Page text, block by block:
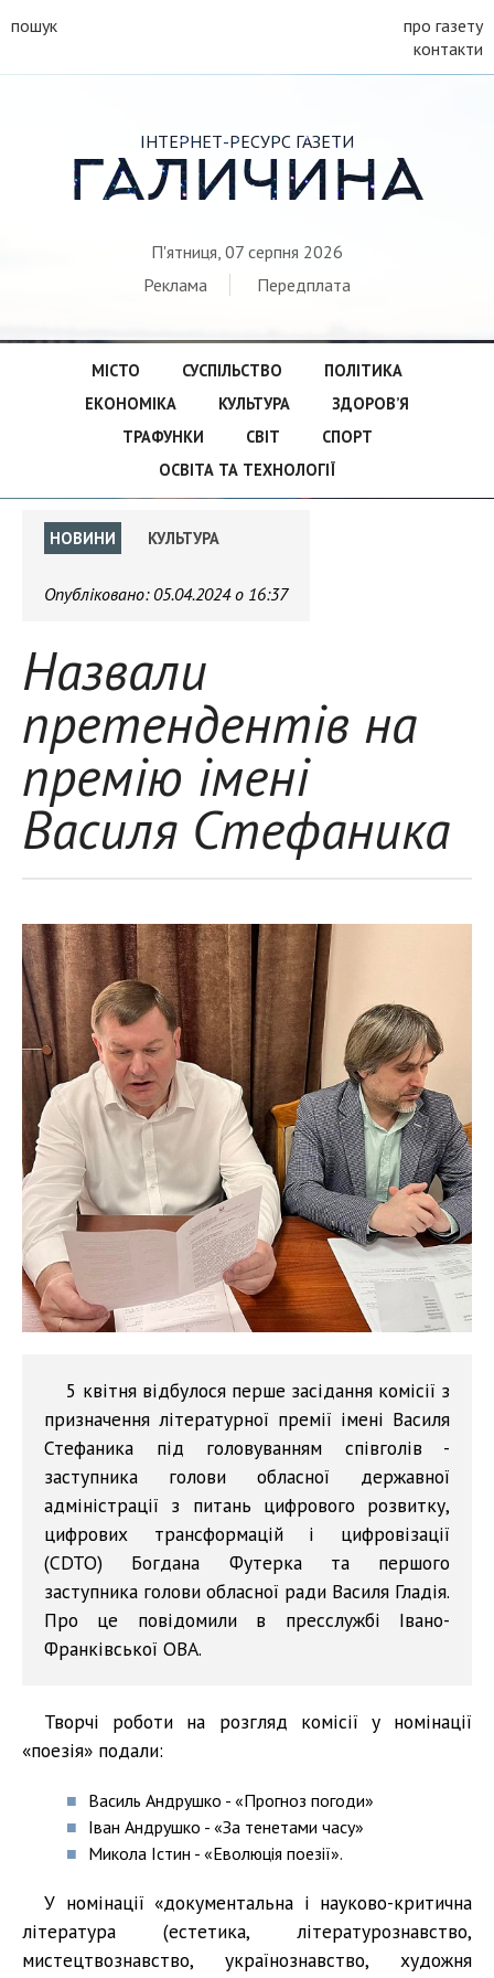
пошук
про газету
контакти
ІНТЕРНЕТ-РЕСУРС ГАЗЕТИ
ГАЛИЧИНА
П'ятниця, 07 серпня 2026
Реклама
Передплата
МІСТО СУСПІЛЬСТВО
ПОЛІТИКА
ЕКОНОМІКА
КУЛЬТУРА
ЗДОРОВ’Я
ТРАФУНКИ
СВІТ
СПОРТ
ОСВІТА ТА ТЕХНОЛОГІЇ
НОВИНИ КУЛЬТУРА
Опубліковано: 05.04.2024 о 16:37
Назвали
претендентів на
премію імені
Василя Стефаника
5 квітня відбулося перше засідання комісії з
призначення літературної премії імені Василя
Стефаника під головуванням співголів -
заступника голови обласної державної
адміністрації з питань цифрового розвитку,
цифрових трансформацій і цифровізації
(CDTO) Богдана Футерка та першого
заступника голови обласної ради Василя Гладія.
Про це повідомили в пресслужбі Івано-
Франківської ОВА.
Творчі роботи на розгляд комісії у номінації
«поезія» подали:
Василь Андрушко - «Прогноз погоди»
Іван Андрушко - «За тенетами часу»
Микола Істин - «Еволюція поезії».
У номінації «документальна і науково-критична
література (естетика, літературознавство,
мистецтвознавство, українознавство, художня